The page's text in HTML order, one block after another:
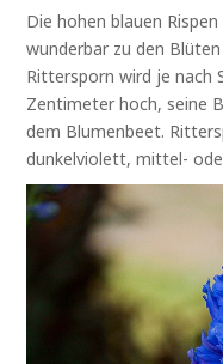
Die hohen blauen
wunderbar zu den
Rittersporn wird je nach
Zentimeter hoch, seine
dem Blumenbeet.
dunkelviolett, mittel-